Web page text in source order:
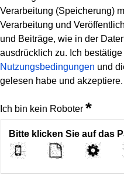
Verarbeitung (Speicherung)
Verarbeitung und
und Beiträge, wie in der
ausdrücklich zu. Ich
Nutzungsbedingungen und
gelesen habe und akzeptiere.
Ich bin kein Roboter *
Bitte klicken Sie auf das